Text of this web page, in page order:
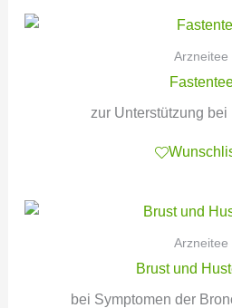
Arzneitee
zur Unterstützung bei
Arzneitee
Brust und
bei Symptomen der